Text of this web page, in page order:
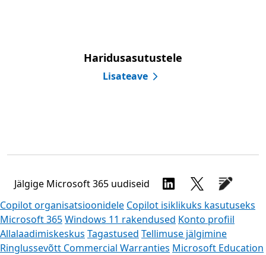
Haridusasutustele
Lisateave
Jälgige Microsoft 365 uudiseid
Copilot organisatsioonidele Copilot isiklikuks kasutuseks
Microsoft 365Windows 11 rakendused Konto profiil
Allalaadimiskeskus Tagastused Tellimuse jälgimine
Ringlussevõtt Commercial Warranties Microsoft Education